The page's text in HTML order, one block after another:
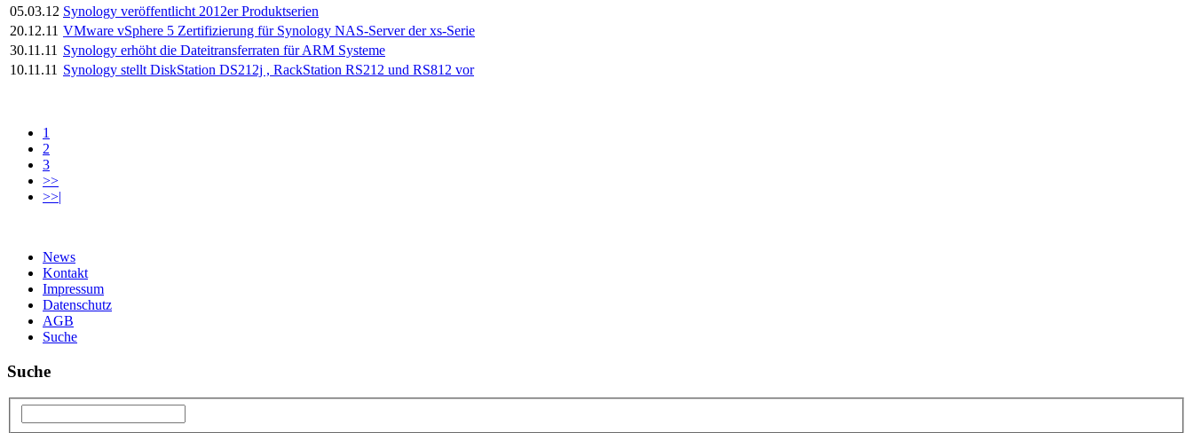
05.03.12 Synology veröffentlicht 2012er Produktserien
20.12.11 VMware vSphere 5 Zertifizierung für Synology NAS-Server der xs-Serie
30.11.11 Synology erhöht die Dateitransferraten für ARM Systeme
10.11.11 Synology stellt DiskStation DS212j , RackStation RS212 und RS812 vor
1
2
3
>>
>>|
News
Kontakt
Impressum
Datenschutz
AGB
Suche
Suche